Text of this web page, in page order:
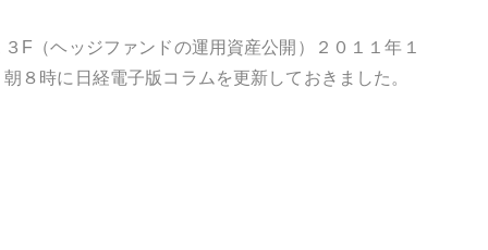
F（ヘッジファンドの運用資産公開）２０１１年１
８時に日経電子版コラムを更新しておきました。